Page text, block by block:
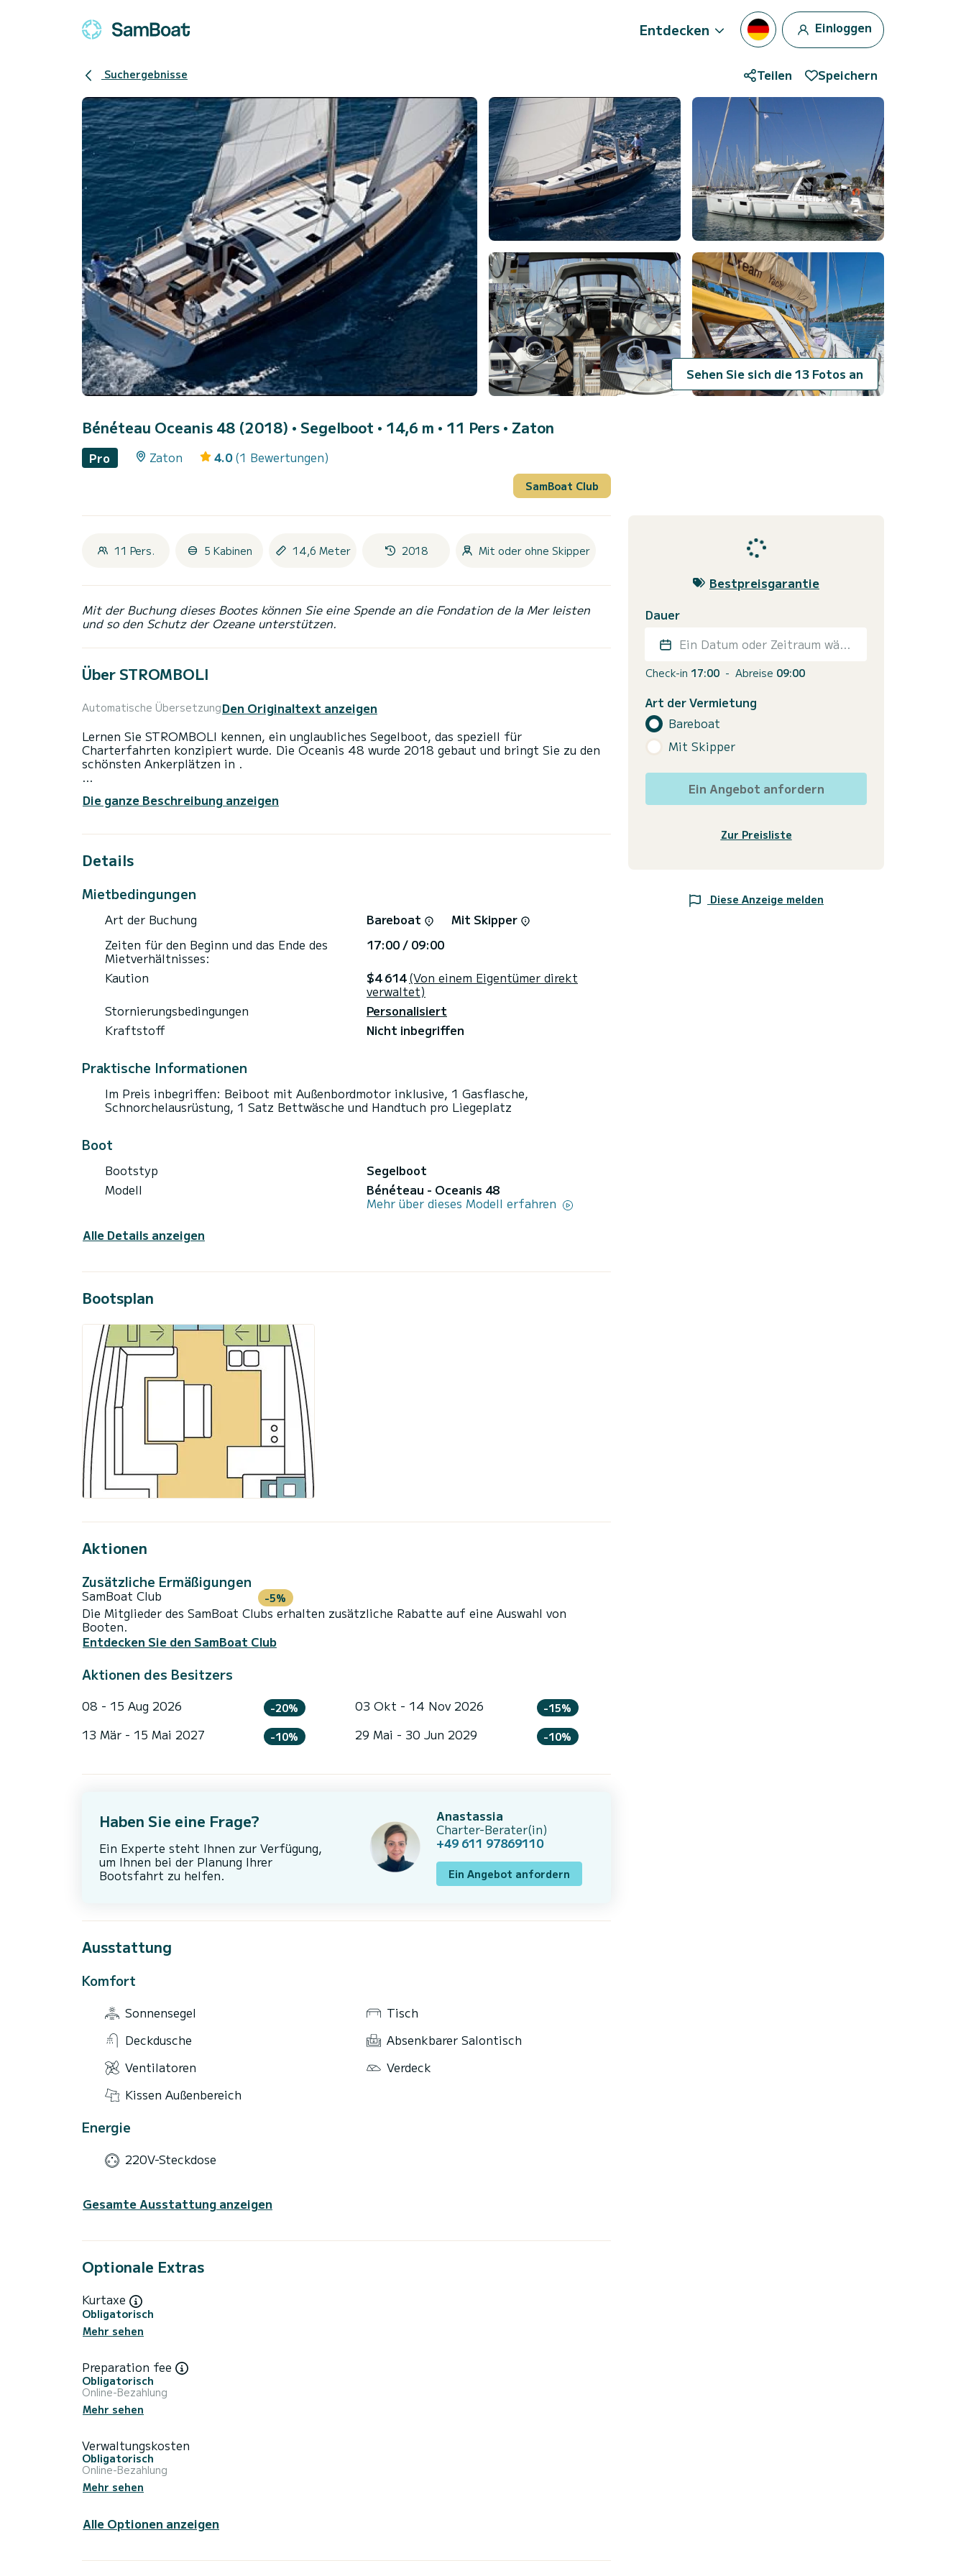
Entdecken Einloggen
Suchergebnisse Teilen Speichern
Sehen Sie sich die 13 Fotos an
Bénéteau Oceanis 48 (2018) • Segelboot • 14,6 m • 11 Pers • Zaton
Pro Zaton 4.0 (1 Bewertungen)
SamBoat Club
11 Pers. 5 Kabinen 14,6 Meter 2018 Mit oder ohne Skipper
Mit der Buchung dieses Bootes können Sie eine Spende an die Fondation de la Mer leisten
und so den Schutz der Ozeane unterstützen.
Über STROMBOLI
Automatische ÜbersetzungDen Originaltext anzeigen
Lernen Sie STROMBOLI kennen, ein unglaubliches Segelboot, das speziell für
Charterfahrten konzipiert wurde. Die Oceanis 48 wurde 2018 gebaut und bringt Sie zu den
schönsten Ankerplätzen in .
einer Gesamtlänge von 15 Metern und 80 PS wird es Ihr bester Freund sein, wenn Sie
über folgende Ausstattung: Autopilot, Außenbordmotor, Bugstrahlruder, Lautsprecher,
Deckdusche.
Wir laden Sie ein, direkt über die Plattform ein Angebot anzufordern. Wir werden uns mit
Die ganze Beschreibung anzeigen
Details
Mietbedingungen
Art der Buchung Bareboat
Mit Skipper
Zeiten für den Beginn und das Ende des
Mietverhältnisses:
17:00 / 09:00
Kaution
$4 614(Von einem Eigentümer direkt
verwaltet)
Stornierungsbedingungen
Personalisiert
Kraftstoff
Nicht inbegriffen
Praktische Informationen
Im Preis inbegriffen: Beiboot mit Außenbordmotor inklusive, 1 Gasflasche,
Schnorchelausrüstung, 1 Satz Bettwäsche und Handtuch pro Liegeplatz
Boot
Bootstyp
Segelboot
Modell
Bénéteau - Oceanis 48
Mehr über dieses Modell erfahren
Alle Details anzeigen
Bootsplan
Aktionen
Zusätzliche Ermäßigungen
SamBoat Club -5%
Die Mitglieder des SamBoat Clubs erhalten zusätzliche Rabatte auf eine Auswahl von
Booten.
Entdecken Sie den SamBoat Club
Aktionen des Besitzers
08 - 15 Aug 2026 -20% 03 Okt - 14 Nov 2026 -15%
13 Mär - 15 Mai 2027 -10% 29 Mai - 30 Jun 2029 -10%
Haben Sie eine Frage?
Ein Experte steht Ihnen zur Verfügung,
um Ihnen bei der Planung Ihrer
Bootsfahrt zu helfen.
Anastassia
Charter-Berater(in)
+49 611 97869110
Ein Angebot anfordern
Ausstattung
Komfort
Sonnensegel
Tisch
Deckdusche
Absenkbarer Salontisch
Ventilatoren
Verdeck
Kissen Außenbereich
Energie
220V-Steckdose
Gesamte Ausstattung anzeigen
Optionale Extras
Kurtaxe
Obligatorisch
Mehr sehen
Preparation fee
Obligatorisch
Online-Bezahlung
Mehr sehen
Verwaltungskosten
Obligatorisch
Online-Bezahlung
Mehr sehen
Alle Optionen anzeigen
Bestpreisgarantie
Dauer
Ein Datum oder Zeitraum wählen
Check-in 17:00 - Abreise 09:00
Art der Vermietung
Bareboat
Mit Skipper
Ein Angebot anfordern
Zur Preisliste
Diese Anzeige melden